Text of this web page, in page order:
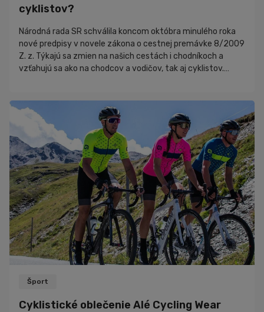
cyklistov?
Národná rada SR schválila koncom októbra minulého roka
nové predpisy v novele zákona o cestnej premávke 8/2009
Z. z. Týkajú sa zmien na našich cestách i chodníkoch a
vzťahujú sa ako na chodcov a vodičov, tak aj cyklistov.
Viac priestoru pre cyklistov pri predchádzaní
Šport
Cyklistické oblečenie Alé Cycling Wear